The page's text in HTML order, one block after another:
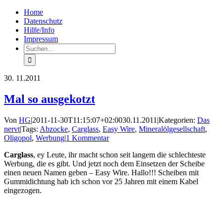
Zum
Inhalt
springen
FacebookHome
Datenschutz
Hilfe/Info
Impressum
Suche
nach:
30. 11.2011
Mal so ausgekotzt
Von HG|2011-11-30T11:15:07+02:0030.11.2011 |Kategorien: Das
nervt|Tags: Abzocke, Carglass, Easy Wire, Mineralölgesellschaft,
Oligopol, Werbung|1 Kommentar
Carglass, ey Leute, ihr macht schon seit langem die schlechteste
Werbung, die es gibt. Und jetzt noch dem Einsetzen der Scheibe
einen neuen Namen geben – Easy Wire. Hallo!!! Scheiben mit
Gummidichtung hab ich schon vor 25 Jahren mit einem Kabel
eingezogen.